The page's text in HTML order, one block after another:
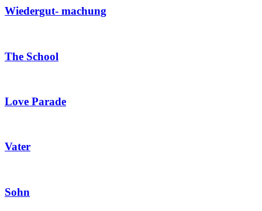
Wiedergut- machung
The School
Love Parade
Vater
Sohn